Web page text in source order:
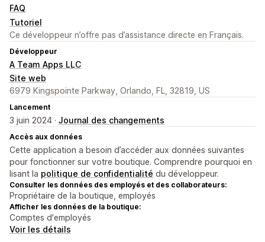
FAQ
Tutoriel
Ce développeur n’offre pas d’assistance directe en Français.
Développeur
A Team Apps LLC
Site web
6979 Kingspointe Parkway, Orlando, FL, 32819, US
Lancement
3 juin 2024 · Journal des changements
Accès aux données
Cette application a besoin d’accéder aux données suivantes
pour fonctionner sur votre boutique. Comprendre pourquoi en
lisant la politique de confidentialité du développeur.
Consulter les données des employés et des collaborateurs:
Propriétaire de la boutique, employés
Afficher les données de la boutique:
Comptes d'employés
Voir les détails